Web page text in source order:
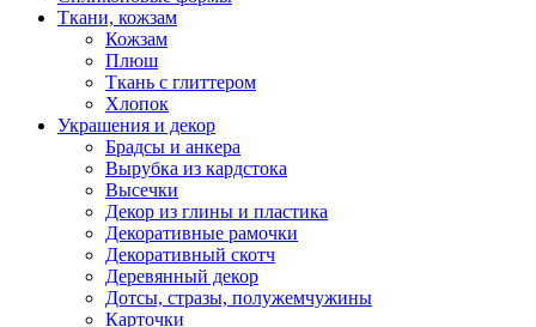
Ткани, кожзам
Кожзам
Плюш
Ткань с глиттером
Хлопок
Украшения и декор
Брадсы и анкера
Вырубка из кардстока
Высечки
Декор из глины и пластика
Декоративные рамочки
Декоративный скотч
Деревянный декор
Дотсы, стразы, полужемчужины
Карточки